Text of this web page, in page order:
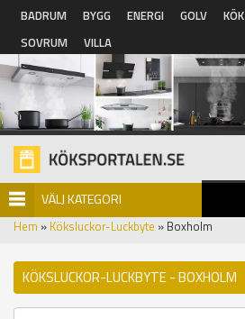
Hoppa till huvudinnehåll
BADRUM BYGG ENERGI GOLV KÖK
SOVRUM
VILLA
VÄLJ KATEGORI
Hem » Köksluckor-Luckbyte » Boxholm
KÖKSLUCKOR-LUCKBYTE - BOXHOLM